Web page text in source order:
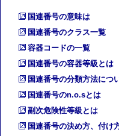
国連番号の意味は
国連番号のクラス一覧
容器コードの一覧
国連番号の容器等級とは
国連番号の分類方法につ
国連番号のn.o.sとは
副次危険性等級とは
国連番号の決め方、付け